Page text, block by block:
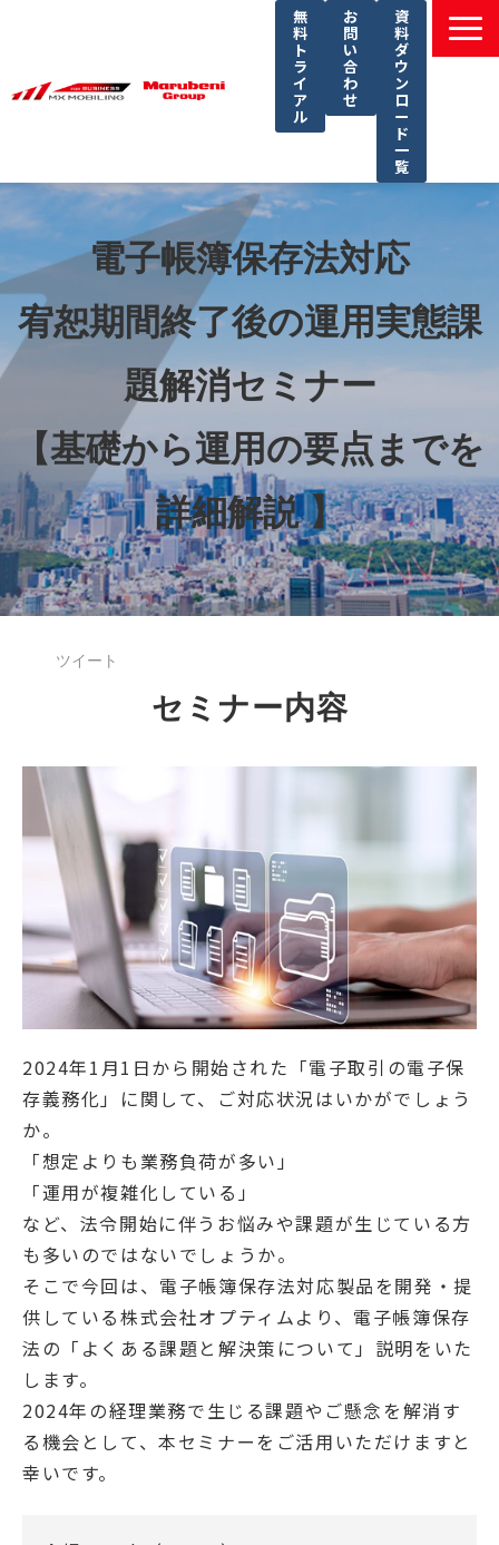
無
料
ト
ラ
イ
ア
ル
お
問
い
合
わ
せ
資
料
ダ
ウ
ン
ロ
ー
ド
一
覧
選ばれる理由
課題別ソリューション一覧
サービス一覧
導入事例
セミナー
コラム
よくあるご質問
電子帳簿保存法対応
宥恕期間終了後の運用実態課
題解消セミナー
【基礎から運用の要点までを
詳細解説 】
ツイート
セミナー内容
2024年1月1日から開始された「電子取引の電子保
存義務化」に関して、ご対応状況はいかがでしょう
か。
「想定よりも業務負荷が多い」
「運用が複雑化している」
など、法令開始に伴うお悩みや課題が生じている方
も多いのではないでしょうか。
そこで今回は、電子帳簿保存法対応製品を開発・提
供している株式会社オプティムより、電子帳簿保存
法の「よくある課題と解決策について」説明をいた
します。
2024年の経理業務で生じる課題やご懸念を解消す
る機会として、本セミナーをご活用いただけますと
幸いです。